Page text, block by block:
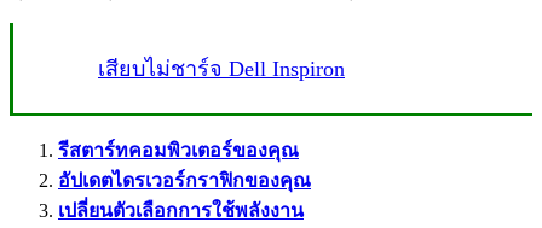
เสียบไม่ชาร์จ Dell Inspiron
รีสตาร์ทคอมพิวเตอร์ของคุณ
อัปเดตไดรเวอร์กราฟิกของคุณ
เปลี่ยนตัวเลือกการใช้พลังงาน